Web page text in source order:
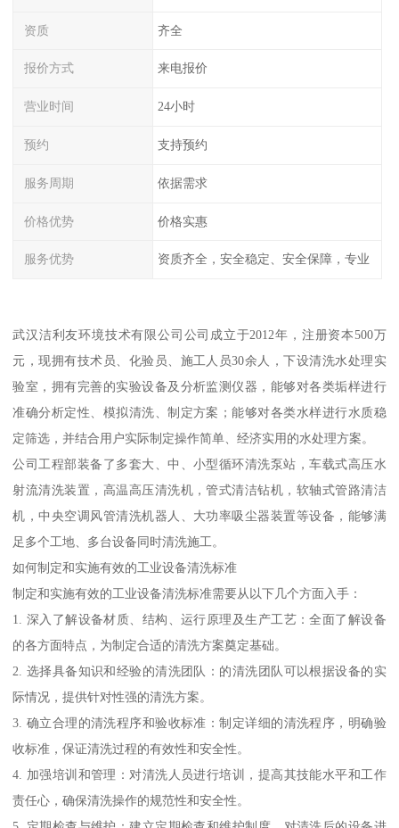
资质 齐全
报价方式 来电报价
营业时间 24小时
预约 支持预约
服务周期 依据需求
价格优势 价格实惠
服务优势 资质齐全，安全稳定、安全保障，专业
武汉洁利友环境技术有限公司公司成立于2012年，注册资本500万
元，现拥有技术员、化验员、施工人员30余人，下设清洗水处理实
验室，拥有完善的实验设备及分析监测仪器，能够对各类垢样进行
准确分析定性、模拟清洗、制定方案；能够对各类水样进行水质稳
定筛选，并结合用户实际制定操作简单、经济实用的水处理方案。
公司工程部装备了多套大、中、小型循环清洗泵站，车载式高压水
射流清洗装置，高温高压清洗机，管式清洁钻机，软轴式管路清洁
机，中央空调风管清洗机器人、大功率吸尘器装置等设备，能够满
足多个工地、多台设备同时清洗施工。
如何制定和实施有效的工业设备清洗标准
制定和实施有效的工业设备清洗标准需要从以下几个方面入手：
1. 深入了解设备材质、结构、运行原理及生产工艺：全面了解设备
的各方面特点，为制定合适的清洗方案奠定基础。
2. 选择具备知识和经验的清洗团队：的清洗团队可以根据设备的实
际情况，提供针对性强的清洗方案。
3. 确立合理的清洗程序和验收标准：制定详细的清洗程序，明确验
收标准，保证清洗过程的有效性和安全性。
4. 加强培训和管理：对清洗人员进行培训，提高其技能水平和工作
责任心，确保清洗操作的规范性和安全性。